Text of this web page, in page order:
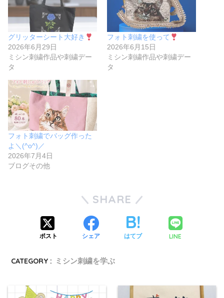
グリッターシート大好き
2026年6月29日
ミシン刺繍作品や刺繍デー
タ
フォト刺繍を使って
2026年6月15日
ミシン刺繍作品や刺繍デー
タ
フォト刺繍でバッグ作った
よ＼(^o^)／
2026年7月4日
ブログその他
SHARE
ポスト シェア はてブ LINE
CATEGORY : ミシン刺繍を学ぶ